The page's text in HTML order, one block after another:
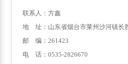
联系人：方鑫
地 址：山东省烟台市莱州沙河镇长
邮 编：261423
电 话：0535-2826670